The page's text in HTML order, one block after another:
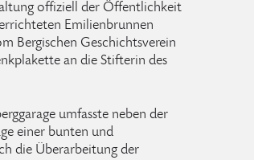
offiziell der Öffentlichkeit
Emilienbrunnen
Bergischen Geschichtsverein
an die Stifterin des
umfasste neben der
einer bunten und
die Überarbeitung der